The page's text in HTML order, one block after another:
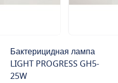
Бактерицидная лампа
LIGHT PROGRESS GH5-
25W